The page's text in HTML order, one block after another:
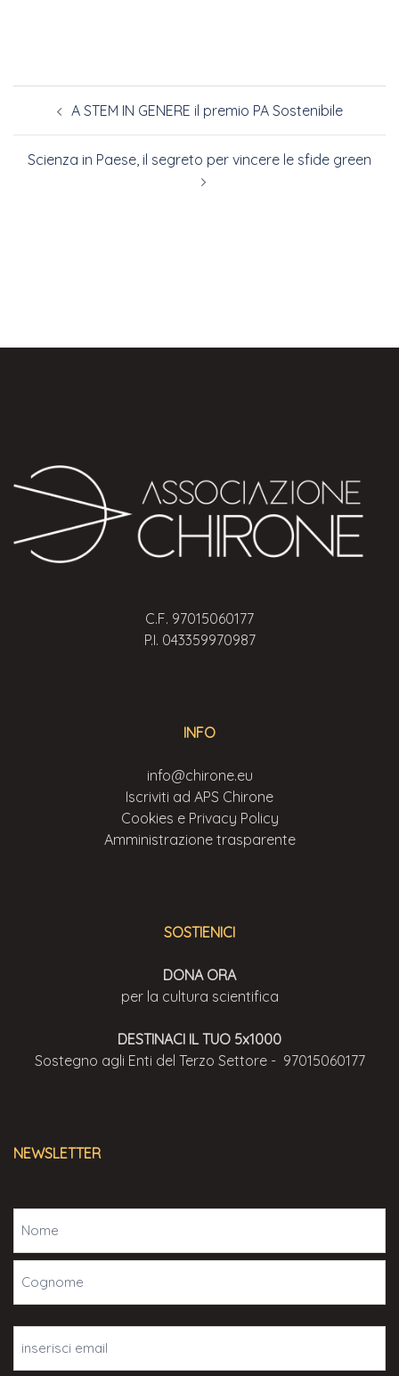
A STEM IN GENERE il premio PA Sostenibile
Scienza in Paese, il segreto per vincere le sfide green
C.F. 97015060177
P.I. 043359970987
INFO
info@chirone.eu
Iscriviti ad APS Chirone
Cookies e Privacy Policy
Amministrazione trasparente
SOSTIENICI
DONA ORA
per la cultura scientifica
DESTINACI IL TUO 5x1000
Sostegno agli Enti del Terzo Settore - 97015060177
NEWSLETTER
(Obbligatorio)
(Obbligatorio)